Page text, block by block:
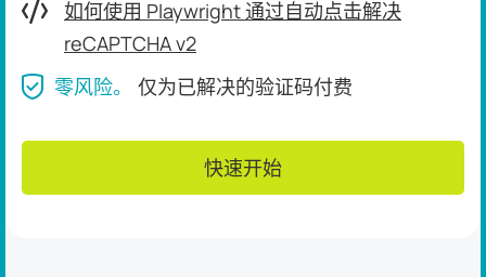
如何使用 Playwright 通过自动点击解决
reCAPTCHA v2
零风险。
仅为已解决的验证码付费
快速开始